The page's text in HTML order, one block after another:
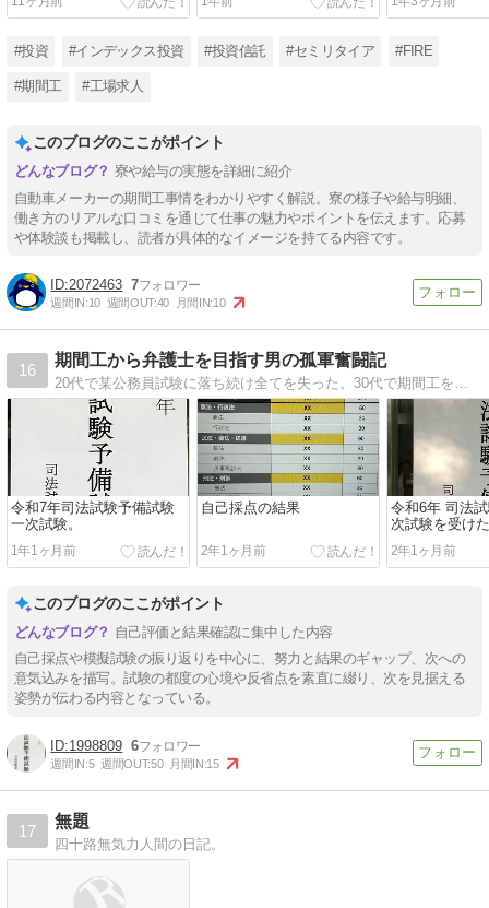
#投資 #インデックス投資 #投資信託 #セミリタイア #FIRE
#期間工 #工場求人
このブログのここがポイント
寮や給与の実態を詳細に紹介
自動車メーカーの期間工事情をわかりやすく解説。寮の様子や給与明細、
働き方のリアルな口コミを通じて仕事の魅力やポイントを伝えます。応募
や体験談も掲載し、読者が具体的なイメージを持てる内容です。
2072463 7
週間IN:10 週間OUT:40 月間IN:10
16
期間工から弁護士を目指す男の孤軍奮闘記
20代で某公務員試験に落ち続け全てを失った。30代で期間工をやりながら行政書士試験に合格する。そして、現在、司法試験予備試験に挑戦中。
令和7年司法試験予備試験
一次試験。
1年1ヶ月前
自己採点の結果
2年1ヶ月前
令和6年 司法
次試験を受け
2年1ヶ月前
このブログのここがポイント
自己評価と結果確認に集中した内容
自己採点や模擬試験の振り返りを中心に、努力と結果のギャップ、次への
意気込みを描写。試験の都度の心境や反省点を素直に綴り、次を見据える
姿勢が伝わる内容となっている。
1998809 6
週間IN:5 週間OUT:50 月間IN:15
17
無題
四十路無気力人間の日記。